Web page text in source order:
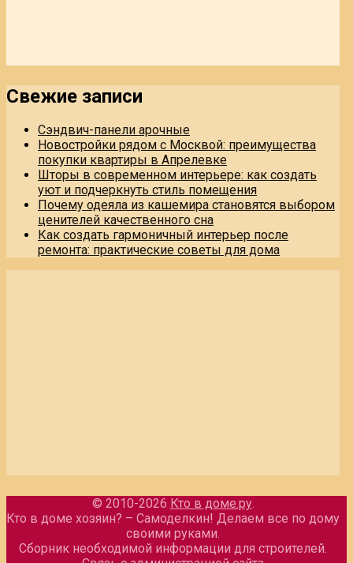
Свежие записи
Сэндвич-панели арочные
Новостройки рядом с Москвой: преимущества
покупки квартиры в Апрелевке
Шторы в современном интерьере: как создать
уют и подчеркнуть стиль помещения
Почему одеяла из кашемира становятся выбором
ценителей качественного сна
Как создать гармоничный интерьер после
ремонта: практические советы для дома
© 2010-2026 Кто в доме.ру.
Кто в доме хозяин? – Самоделкин! Делаем все по дому
своими руками.
Сборник необходимой информации для строителей.